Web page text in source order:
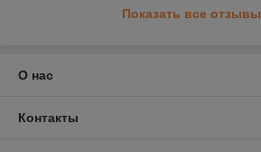
Показать все отзывы
О нас
Контакты